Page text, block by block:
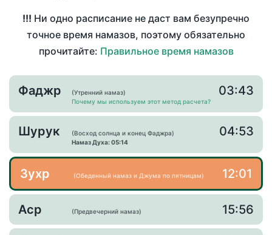
!!! Ни одно расписание не даст вам безупречно
точное время намазов, поэтому обязательно
прочитайте: Правильное время намазов
Фаджр
(Утренний намаз)
Почему мы используем этот метод расчета?
03:43
Шурук
(Восход солнца и конец Фаджра)
Намаз Духа: 05:14
04:53
Зухр (Обеденный намаз и Джума по пятницам) 12:01
Аср (Предвечерний намаз) 15:56